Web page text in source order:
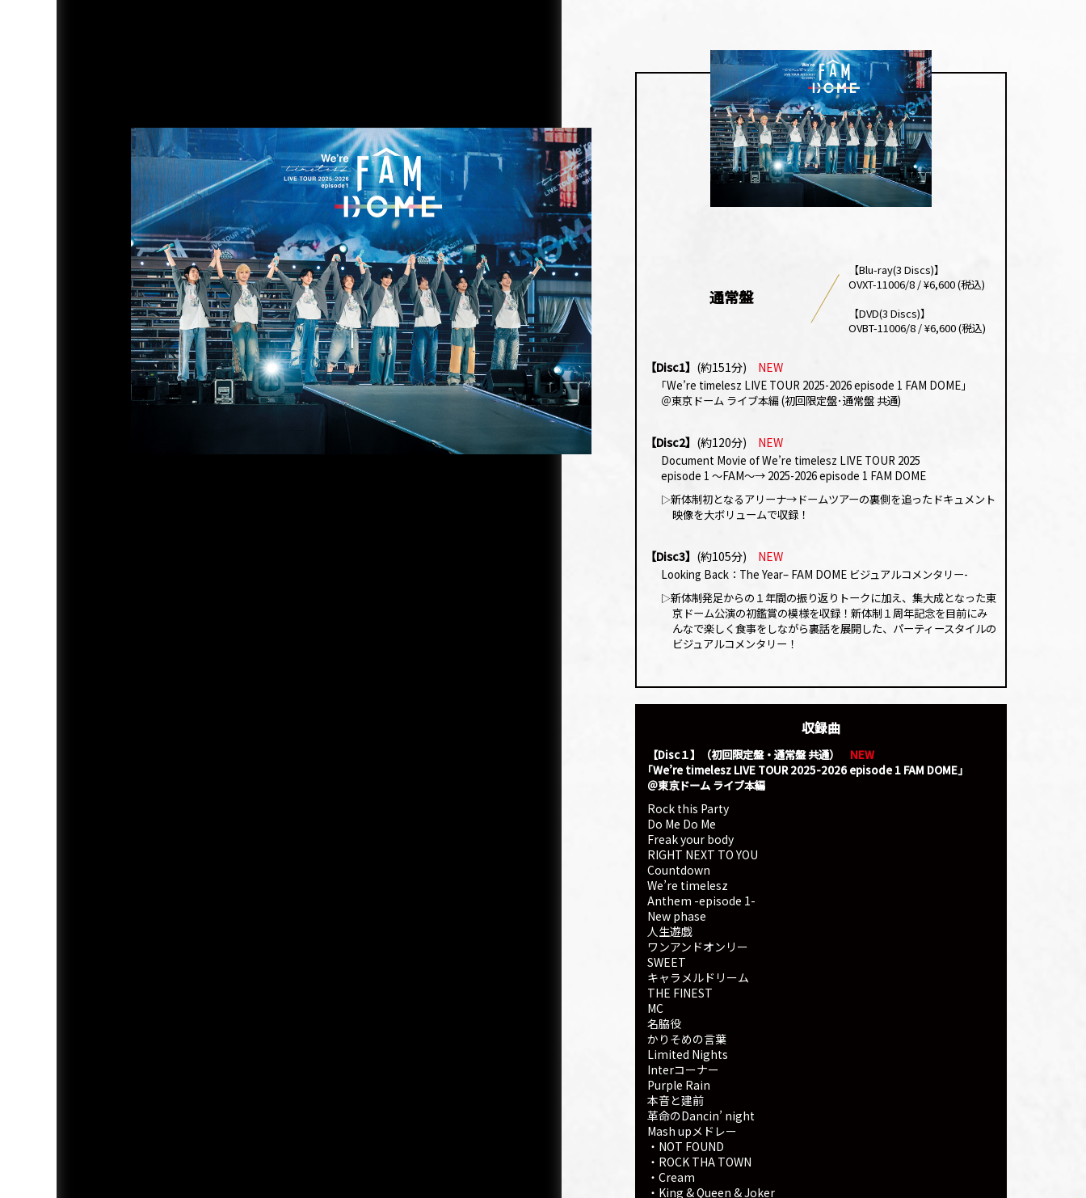
通常盤
【Blu-ray(3 Discs)】
OVXT-11006/8 / ¥6,600 (税込)
【DVD(3 Discs)】
OVBT-11006/8 / ¥6,600 (税込)
【Disc1】 (約151分) NEW
｢We’re timelesz LIVE TOUR 2025-2026episode 1 FAM DOME｣
＠東京ドーム ライブ本編 (初回限定盤･通常盤 共通)
【Disc2】 (約120分) NEW
Document Movie ofWe’re timelesz LIVE TOUR 2025
episode 1 〜FAM〜→ 2025-2026 episode 1 FAM DOME
▷新体制初となるアリーナ→ドームツアーの裏側を追ったドキュメント
映像を大ボリュームで収録！
【Disc3】 (約105分) NEW
Looking Back：The Year– FAM DOME ビジュアルコメンタリー-
▷新体制発足からの１年間の振り返りトークに加え、集大成となった東
京ドーム公演の初鑑賞の模様を収録！新体制１周年記念を目前にみ
んなで楽しく食事をしながら裏話を展開した、パーティースタイルの
ビジュアルコメンタリー！
収録曲
【Disc１】（初回限定盤・通常盤 共通）
NEW
｢We’re timelesz LIVE TOUR 2025-2026 episode 1 FAM DOME｣
＠東京ドーム ライブ本編
Rock this Party
Do Me Do Me
Freak your body
RIGHT NEXT TO YOU
Countdown
We’re timelesz
Anthem -episode 1-
New phase
人生遊戯
ワンアンドオンリー
SWEET
キャラメルドリーム
THE FINEST
MC
名脇役
かりそめの言葉
Limited Nights
Interコーナー
Purple Rain
本音と建前
革命のDancin’ night
Mash upメドレー
・NOT FOUND
・ROCK THA TOWN
・Cream
・King & Queen & Joker